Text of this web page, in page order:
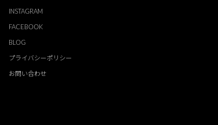
INSTAGRAM
FACEBOOK
BLOG
プライバシーポリシー
お問い合わせ